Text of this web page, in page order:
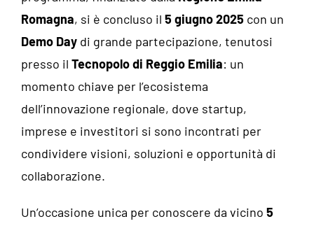
Romagna, si è concluso il 5 giugno 2025 con un
Demo Daydi grande partecipazione, tenutosi
presso il Tecnopolo di Reggio Emilia: un
momento chiave per l’ecosistema
dell’innovazione regionale, dove startup,
imprese e investitori si sono incontrati per
condividere visioni, soluzioni e opportunità di
collaborazione.
Un’occasione unica per conoscere da vicino 5